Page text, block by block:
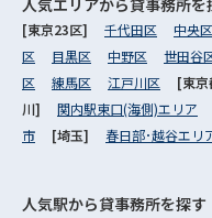
人気エリアから貸事務所を
[東京23区] 千代田区 中央区
区
目黒区 中野区 世田谷
区
練馬区 江戸川区 [東
川] 関内駅東口(海側)エリア
市
[埼玉] 春日部･越谷エリ
人気駅から貸事務所を探す